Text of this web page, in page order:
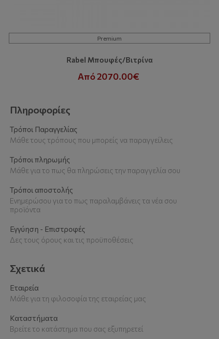
Premium
Rabel Μπουφές/Βιτρίνα
Από 2070.00€
Πληροφορίες
Τρόποι Παραγγελίας
Μάθε τους τρόπους που μπορείς να παραγγείλεις
Τρόποι πληρωμής
Μάθε για το πως θα πληρώσεις την παραγγελία σου
Τρόποι αποστολής
Ενημερώσου για το πως παραλαμβάνεις τα νέα σου
προϊόντα
Εγγύηση - Επιστροφές
Δες τους όρους και τις προϋποθέσεις
Σχετικά
Εταιρεία
Μάθε για τη φιλοσοφία της εταιρείας μας
Καταστήματα
Βρείτε το κατάστημα που σας εξυπηρετεί